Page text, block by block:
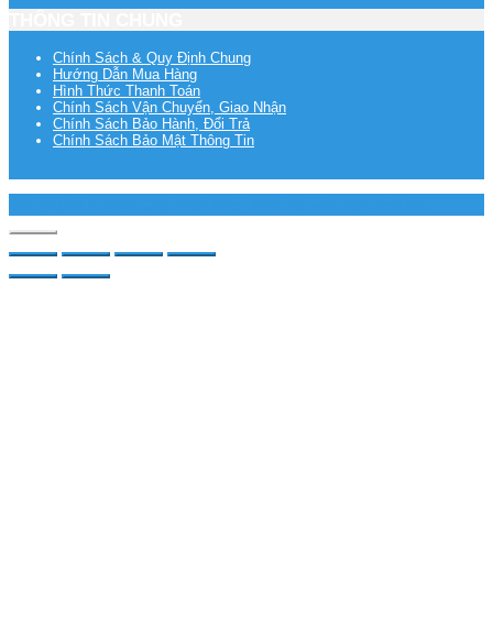
Chính Sách & Quy Định Chung
Hướng Dẫn Mua Hàng
Hình Thức Thanh Toán
Chính Sách Vận Chuyển, Giao Nhận
Chính Sách Bảo Hành, Đổi Trả
Chính Sách Bảo Mật Thông Tin